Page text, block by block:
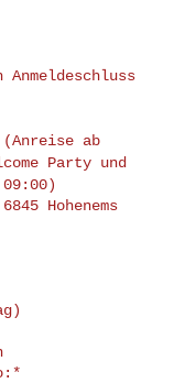
Anmeldeschluss
(Anreise ab
Party und
Hohenems